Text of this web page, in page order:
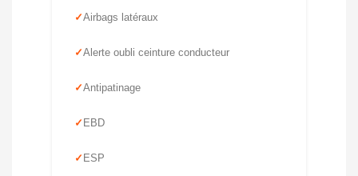
Airbags latéraux
Alerte oubli ceinture conducteur
Antipatinage
EBD
ESP